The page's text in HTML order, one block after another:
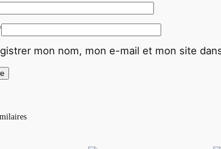
mon nom, mon e-mail et mon site